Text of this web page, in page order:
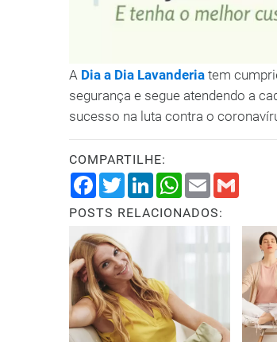
A Dia a Dia Lavanderia tem
segurança e segue atendendo a
sucesso na luta contra o
COMPARTILHE:
FacebookTwitterLinkedInWhatsApp
Email
POSTS RELACIONADOS: